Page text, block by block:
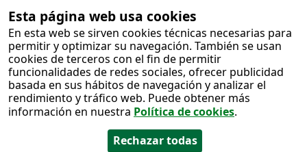
Esta página web usa cookies
En esta web se sirven cookies técnicas necesarias para
permitir y optimizar su navegación. También se usan
cookies de terceros con el fin de permitir
funcionalidades de redes sociales, ofrecer publicidad
basada en sus hábitos de navegación y analizar el
rendimiento y tráfico web. Puede obtener más
información en nuestra Política de cookies.
Salto al
contenido